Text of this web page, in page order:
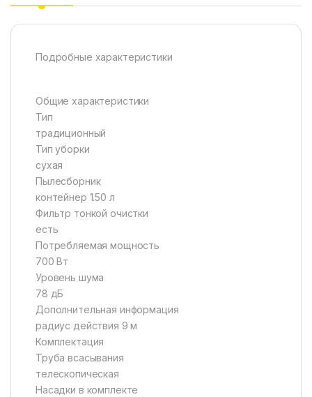
Подробные характеристики
Общие характеристики
Тип
традиционный
Тип уборки
сухая
Пылесборник
контейнер 1.50 л
Фильтр тонкой очистки
есть
Потребляемая мощность
700 Вт
Уровень шума
78 дБ
Дополнительная информация
радиус действия 9 м
Комплектация
Труба всасывания
телескопическая
Насадки в комплекте